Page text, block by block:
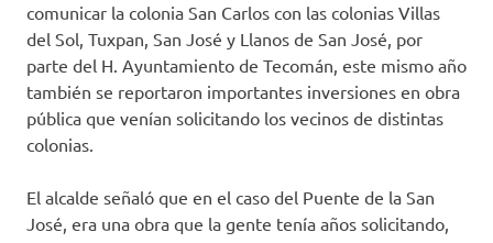
comunicar la colonia San Carlos con las colonias Villas
del Sol, Tuxpan, San José y Llanos de San José, por
parte del H. Ayuntamiento de Tecomán, este mismo año
también se reportaron importantes inversiones en obra
pública que venían solicitando los vecinos de distintas
colonias.
El alcalde señaló que en el caso del Puente de la San
José, era una obra que la gente tenía años solicitando,